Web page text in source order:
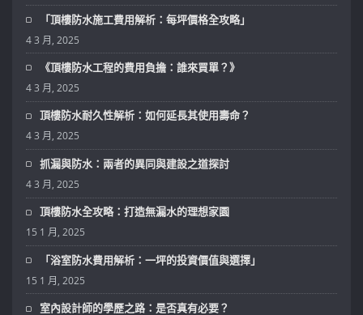
「頂樓防水施工費用解析：每坪價格全攻略」
4 3 月, 2025
《頂樓防水工程的費用負擔：誰來買單？》
4 3 月, 2025
頂樓防水耐久性解析：如何延長其使用壽命？
4 3 月, 2025
抓漏與防水：兩者的異同與建設之道探討
4 3 月, 2025
頂樓防水全攻略：打造無漏水的理想家園
15 1 月, 2025
「浴室防水費用解析：一坪的投資價值與選擇」
15 1 月, 2025
室內設計師的學歷之路：是否真有必要？